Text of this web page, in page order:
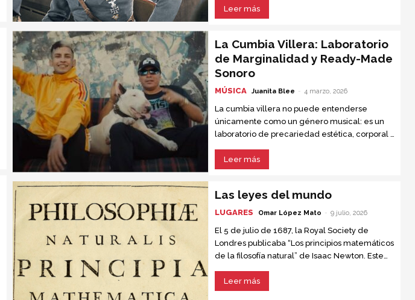
actuación en el ejército ruso durante la
Primera Guerra Mundial y sólo aceptaba
a anexarse a Rusia.
Leer más
La Cumbia Villera: Laboratorio
de Marginalidad y Ready-Made
Sonoro
MÚSICA Juanita Blee - 4 marzo, 2026
La cumbia villera no puede entenderse
únicamente como un género musical: es un
laboratorio de precariedad estética, corporal y
las letras y los sonidos se...
Leer más
Las leyes del mundo
LUGARES Omar López Mato - 9 julio, 2026
El 5 de julio de 1687, la Royal Society de
Londres publicaba “Los principios matemáticos
de la filosofía natural” de Isaac Newton. Este
entendía”, se convirtió en la obra científica más
importante jamás escrita.
Leer más